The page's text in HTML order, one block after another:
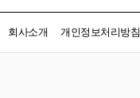
회사소개 개인정보처리방침